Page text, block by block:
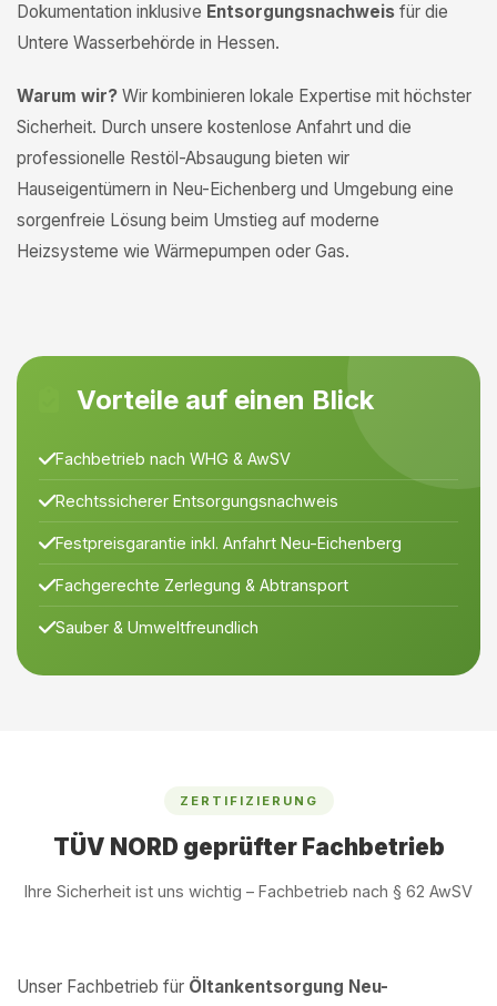
Dokumentation inklusive Entsorgungsnachweis für die
Untere Wasserbehörde in Hessen.
Warum wir? Wir kombinieren lokale Expertise mit höchster
Sicherheit. Durch unsere kostenlose Anfahrt und die
professionelle Restöl-Absaugung bieten wir
Hauseigentümern in Neu-Eichenberg und Umgebung eine
sorgenfreie Lösung beim Umstieg auf moderne
Heizsysteme wie Wärmepumpen oder Gas.
Vorteile auf einen Blick
Fachbetrieb nach WHG & AwSV
Rechtssicherer Entsorgungsnachweis
Festpreisgarantie inkl. Anfahrt Neu-Eichenberg
Fachgerechte Zerlegung & Abtransport
Sauber & Umweltfreundlich
ZERTIFIZIERUNG
TÜV NORD geprüfter Fachbetrieb
Ihre Sicherheit ist uns wichtig – Fachbetrieb nach § 62 AwSV
Unser Fachbetrieb für Öltankentsorgung Neu-